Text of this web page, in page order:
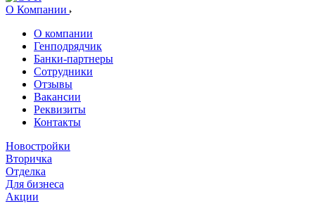
О Компании
О компании
Генподрядчик
Банки-партнеры
Сотрудники
Отзывы
Вакансии
Реквизиты
Контакты
Новостройки
Вторичка
Отделка
Для бизнеса
Акции